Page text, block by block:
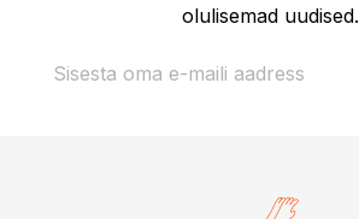
olulisemad uudised.